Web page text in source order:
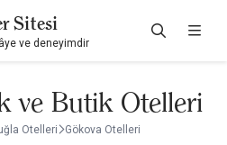
Sitesi
ve deneyimdir
ve Butik Otelleri
Otelleri Gökova Otelleri